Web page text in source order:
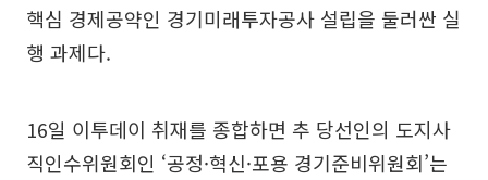
핵심 경제공약인 경기미래투자공사 설립을 둘러싼 실
행 과제다.
16일 이투데이 취재를 종합하면 추 당선인의 도지사
직인수위원회인 ‘공정·혁신·포용 경기준비위원회’는